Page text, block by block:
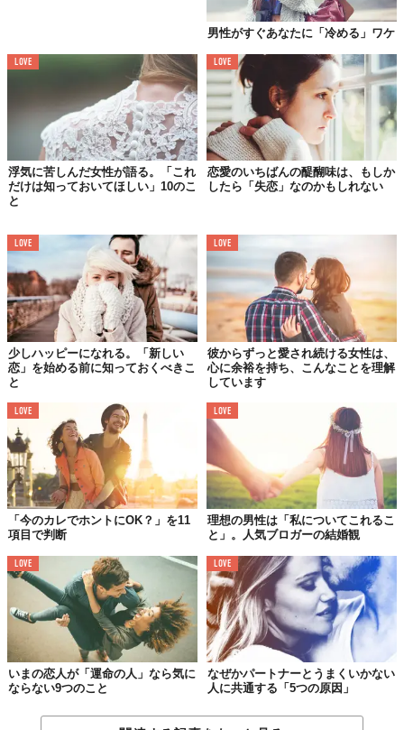
カレや元カノと友人関係を保つのはありなのか、何を持って「浮
気」とするのか、嫉妬深い方なのか。
長く付き合っていきたい相手なら、これらに対するお互いのスタ
ンスが自分に合っているかどうかを確かめておきましょう。恋愛
に対する価値観や欲求をクリアにしておくことで、お互いを傷つ
けることや、困惑させることも減るはずです。
苦手なことや秘密は、誰にだって伝えにくいもの。でも勇気をも
ってできるだけ早くパートナーに伝えておくことが、あなたのた
めにもなります。打ち明けるだけで心の負担も減りますし、万が
一相手がそれを理解してくれない場合、時間を無駄にすることな
く早いうちにその人から手を引くこともできます。
例えば私はお酒をまったく飲みません。たいていの男性はそれで
も大丈夫なのですが、私を酔わせて一緒に寝たいと思っている男
性にとってはNGのはず。ある時私はTinderで出会った男性とデー
トに出かけて、バーでダイエットコークを頼みました。すると彼
が「なぜ？」と聞いてきたので「私、お酒飲めなくて」と答えた
のです。そうしたら「君が飲まないと知っていたら、時間を無駄
にしないで済んだのに」と彼。これは極端な例ですが、あらかじ
め「お酒が苦手」と伝えていれば、こんな事態は避けられたので
す。
今は、出会った初日から自分の弱さや秘密を打ち明けるようにし
男性がすぐあなたに「冷める」ワケ
LOVE
浮気に苦しんだ女性が語る。「これ
だけは知っておいてほしい」10のこ
と
LOVE
恋愛のいちばんの醍醐味は、もしか
したら「失恋」なのかもしれない
LOVE
少しハッピーになれる。「新しい
恋」を始める前に知っておくべきこ
と
LOVE
彼からずっと愛され続ける女性は、
心に余裕を持ち、こんなことを理解
しています
LOVE
「今のカレでホントにOK？」を11
項目で判断
LOVE
理想の男性は「私についてこれるこ
と」。人気ブロガーの結婚観
LOVE
いまの恋人が「運命の人」なら気に
ならない9つのこと
LOVE
なぜかパートナーとうまくいかない
人に共通する「5つの原因」